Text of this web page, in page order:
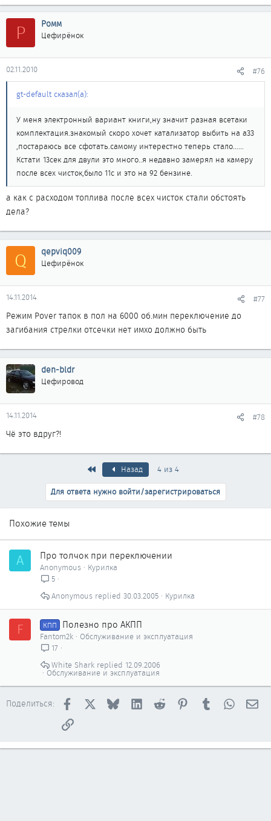
Р Ромм
Цефирёнок
02.11.2010 #76
gt-default сказал(а):
У меня электронный вариант книги,ну значит разная всетаки
комплектация.знакомый скоро хочет катализатор выбить на а33
,постараюсь все сфотать.самому интерестно теперь стало......
Кстати 13сек для двули это много..я недавно замерял на камеру
после всех чисток,было 11с и это на 92 бензине.
а как с расходом топлива после всех чисток стали обстоять
дела?
Q qepviq009
Цефирёнок
14.11.2014 #77
Режим Pover тапок в пол на 6000 об.мин переключение до
загибания стрелки отсечки нет имхо должно быть
den-bldr
Цефировод
14.11.2014 #78
Чё это вдруг?!
ПервыйНазад
4 из 4
Для ответа нужно войти/зарегистрироваться
Похожие темы
A Про толчок при переключении
Anonymous
Курилка
5
Курилка
30.03.2005
Anonymous
F КПП Полезно про АКПП
Fantom2k
Обслуживание и эксплуатация
17
Обслуживание и эксплуатация
12.09.2006
White Shark
Поделиться: Facebook BlueskyLinkedInReddit PinterestTumblr
Ссылка